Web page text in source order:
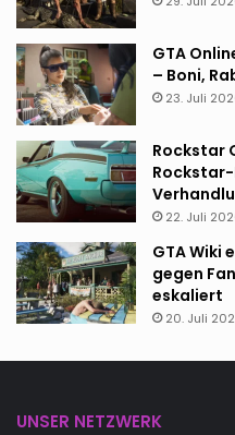
GTA
– Boni,
23. Juli
Rockstar
22. Juli
GTA Wiki
gegen
eskaliert
20. Juli
UNSER NETZWERK